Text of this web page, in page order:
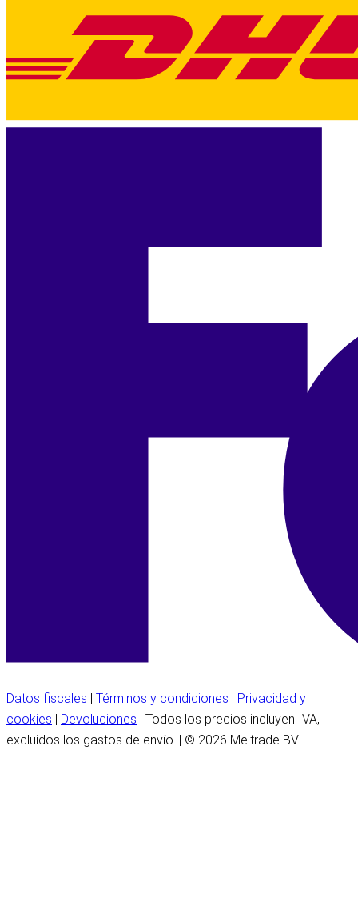
Datos fiscales Términos y condiciones
Privacidad y
cookies
Devoluciones | Todos los precios incluyen IVA,
excluidos los gastos de envío. | © 2026 Meitrade BV